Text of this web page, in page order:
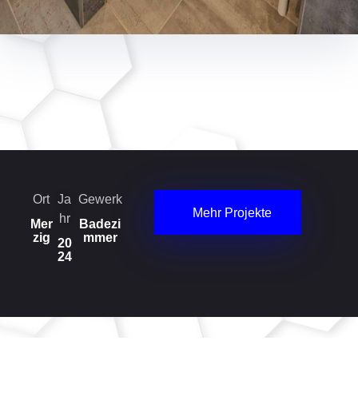
Ort
Mer
zig
Ja
hr
20
24
Gewerk
Badezi
mmer
Mehr Projekte